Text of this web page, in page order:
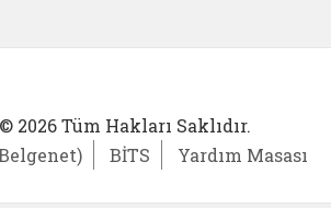
© 2026 Tüm Hakları Saklıdır.
BİTS Yardım Masası